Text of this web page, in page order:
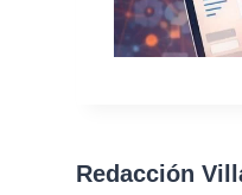
Redacción